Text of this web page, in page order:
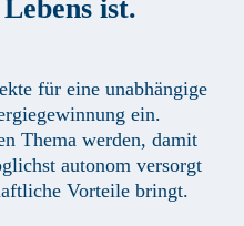
ist.
für eine unabhängige
ein.
Thema werden, damit
autonom versorgt
Vorteile bringt.